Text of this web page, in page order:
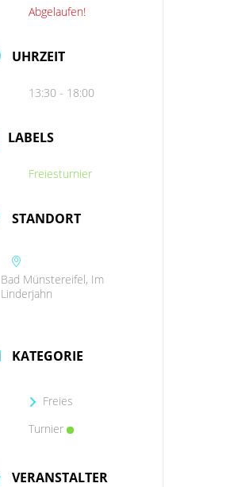
Abgelaufen!
UHRZEIT
13:30 - 18:00
LABELS
Freiesturnier
STANDORT
Bad Münstereifel, Im
Linderjahn
KATEGORIE
Freies
Turnier
VERANSTALTER